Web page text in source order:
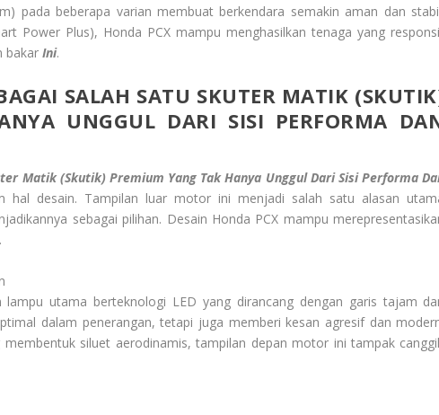
pada beberapa varian membuat berkendara semakin aman dan
Power Plus), Honda PCX mampu menghasilkan tenaga yang
bakar Ini.
SALAH SATU SKUTER MATIK
UNGGUL DARI SISI PERFORMA
Matik (Skutik) Premium Yang Tak Hanya Unggul Dari Sisi Performa
desain. Tampilan luar motor ini menjadi salah satu alasan
sebagai pilihan. Desain Honda PCX mampu
lampu utama berteknologi LED yang dirancang dengan garis tajam
dalam penerangan, tetapi juga memberi kesan agresif dan
siluet aerodinamis, tampilan depan motor ini tampak